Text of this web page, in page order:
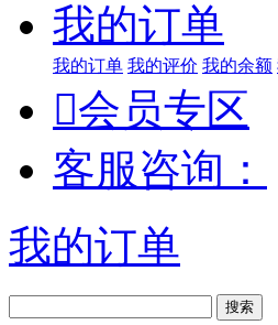
我的订单
我的订单 我的评价 我的余额
会员专区
客服咨询：
我的订单
搜索